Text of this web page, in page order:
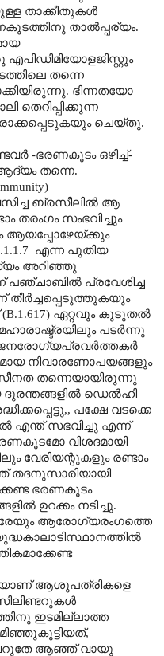
താക്കീതുകൾ
താൽപ്പര്യം.
തന്നെ
ഭിന്നതയോ
തെറിപ്പിക്കുന്ന
ചെയ്തു.
-ഭരണകൂടം ഒഴിച്ച്-
തന്നെ.
ബ്രസീലിൽ ആ
തരംഗം സംഭവിച്ചും
ആയപ്പോഴേയ്ക്കും
എന്ന പുതിയ
അറിഞ്ഞു
പഞ്ചാബിൽ പ്രവേശിച്ച
B.1.617) ഏറ്റവും കൂടുതൽ
പടർന്നു
നിവാരണോപയങ്ങളും
തന്നെയായിരുന്നു
ഡെൽഹി
,, പക്ഷേ വടക്കെ
എന്ത് സഭവിച്ചു എന്ന്
വിശദമായി
വേരിയന്റുകളും രണ്ടാം
തദനുസാരിയായി
ഭരണകൂടം
ഉറക്കം നടിച്ചു.
ആരോഗ്യരംഗത്തെ
ആശുപത്രികളെ
ഇടമില്ലാത്ത
,
ആഞ്ഞ് വായു